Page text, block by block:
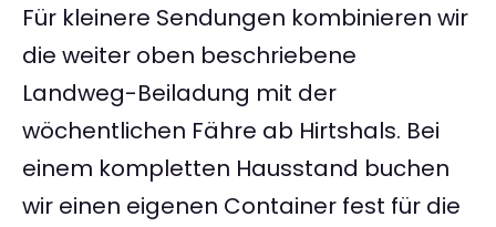
Für kleinere Sendungen kombinieren wir
die weiter oben beschriebene
Landweg-Beiladung mit der
wöchentlichen Fähre ab Hirtshals. Bei
einem kompletten Hausstand buchen
wir einen eigenen Container fest für die